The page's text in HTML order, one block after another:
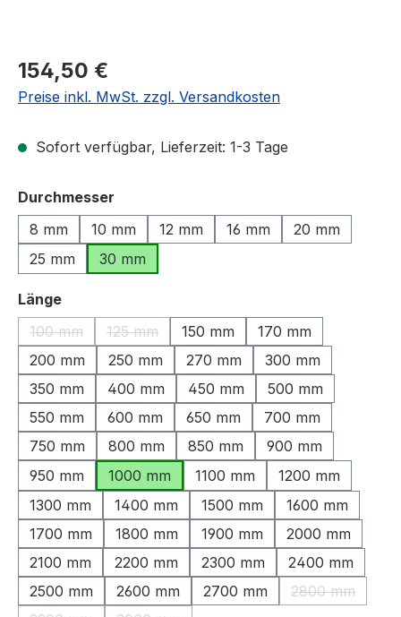
Regulärer Preis:
154,50 €
Preise inkl. MwSt. zzgl. Versandkosten
Sofort verfügbar, Lieferzeit: 1-3 Tage
Durchmesser
8 mm
10 mm 12 mm 16 mm
20 mm
25 mm
30 mm
Längeauswählen
100 mm
(Diese Option ist zurzeit nicht verfügbar.)
125 mm
(Diese Option ist zurzeit nicht verfügbar.)
150 mm
170 mm
200 mm
250 mm 270 mm
300 mm
350 mm
400 mm 450 mm
500 mm
550 mm
600 mm 650 mm
700 mm
750 mm
800 mm 850 mm
900 mm
950 mm
1000 mm 1100 mm
1200 mm
1300 mm
1400 mm 1500 mm
1600 mm
1700 mm
1800 mm 1900 mm
2000 mm
2100 mm
2200 mm 2300 mm
2400 mm
2500 mm
2600 mm 2700 mm 2800 mm
(Diese